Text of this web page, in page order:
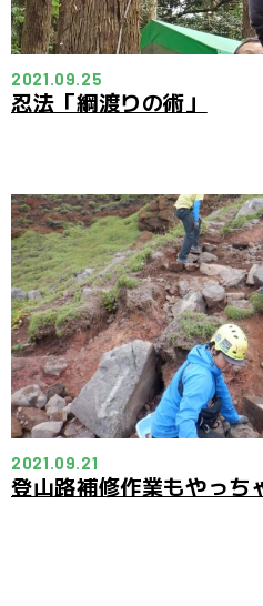
2021.09.25
忍法「綱渡りの術」
2021.09.21
登山路補修作業もやっち